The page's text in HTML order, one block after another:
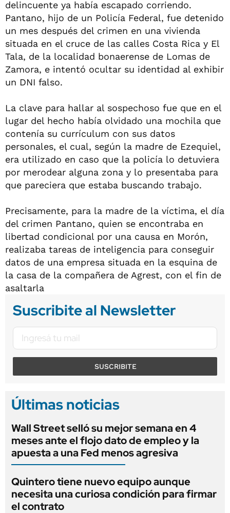
delincuente ya había escapado corriendo.
Pantano, hijo de un Policía Federal, fue detenido
un mes después del crimen en una vivienda
situada en el cruce de las calles Costa Rica y El
Tala, de la localidad bonaerense de Lomas de
Zamora, e intentó ocultar su identidad al exhibir
un DNI falso.
La clave para hallar al sospechoso fue que en el
lugar del hecho había olvidado una mochila que
contenía su currículum con sus datos
personales, el cual, según la madre de Ezequiel,
era utilizado en caso que la policía lo detuviera
por merodear alguna zona y lo presentaba para
que pareciera que estaba buscando trabajo.
Precisamente, para la madre de la víctima, el día
del crimen Pantano, quien se encontraba en
libertad condicional por una causa en Morón,
realizaba tareas de inteligencia para conseguir
datos de una empresa situada en la esquina de
la casa de la compañera de Agrest, con el fin de
asaltarla
Suscribite al Newsletter
SUSCRIBITE
Últimas noticias
Wall Street selló su mejor semana en 4
meses ante el flojo dato de empleo y la
apuesta a una Fed menos agresiva
Quintero tiene nuevo equipo aunque
necesita una curiosa condición para firmar
el contrato